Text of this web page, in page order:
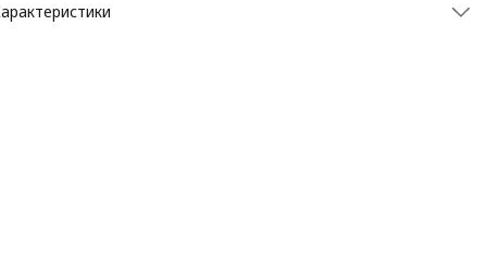
BAZIONI — это сочетание премиального комфорта,
фактуры и современного элегантного стиля.